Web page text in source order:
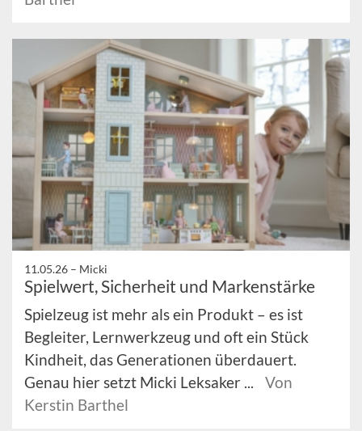
11.05.26 – Micki
Spielwert, Sicherheit und Markenstärke
Spielzeug ist mehr als ein Produkt – es ist
Begleiter, Lernwerkzeug und oft ein Stück
Kindheit, das Generationen überdauert.
Genau hier setzt Micki Leksaker ...
Von
Kerstin Barthel